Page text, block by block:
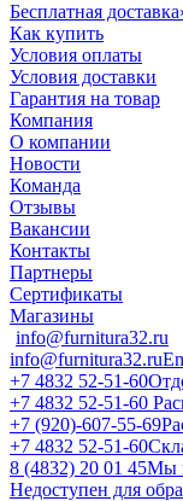
Бесплатная
Как купить
Условия оплаты
Условия доставки
Гарантия на товар
Компания
О компании
Новости
Команда
Отзывы
Вакансии
Контакты
Партнеры
Сертификаты
Магазины
info@furnitura32.ru
info@furnitura32.ru
+7 4832 52-51-60
+7 4832 52-51-60
+7 (920)-607-55-69
+7 4832 52-51-60
8 (4832) 20 01 45Мы
Недоступен для